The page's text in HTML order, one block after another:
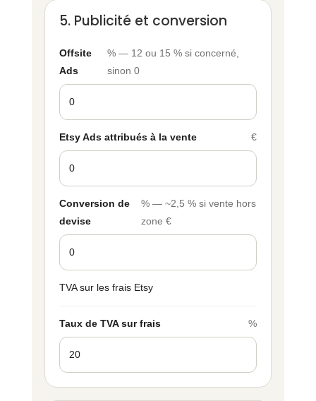
5. Publicité et conversion
Offsite
Ads
% — 12 ou 15 % si concerné,
sinon 0
Etsy Ads attribués à la vente €
Conversion de
devise
% — ~2,5 % si vente hors
zone €
TVA sur les frais Etsy
Taux de TVA sur frais %